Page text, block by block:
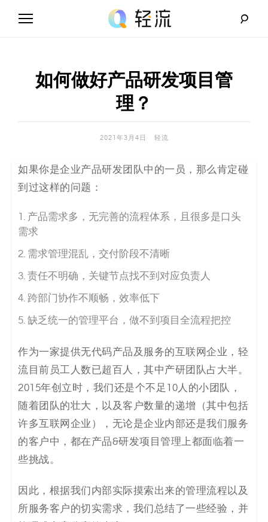
流
_
A
无
码
解
决
方
_
低
代
码
_
零
如何做好产品研发项目管
理？
2021年3月4日 轻流
如果你是企业产品研发团队中的一员，那么肯定碰
到过这样的问题：
产品需求多，无完善的流程体系，且 很多是 口头
需求
需求管理混乱，交付阶段不清晰
责任不明确，关键节点找不到对应负责人
跨部门协作不顺畅，效率低下
缺乏统一的管理平台，做不到项目全流程把控
作为一家提供无代码产品及服务的互联网企业，轻
流目前员工人数已超百人，其中产研团队占大半。
2015年创立时，我们还是个不足10人的小团队，
随着团队的壮大，以及客户数量的递增（其中包括
许多互联网企业），无论是企业内部还是我们服务
的客户中，都在产品&研发项目管理上都面临着一
些挑战。
因此，根据我们内部实际摸索出来的管理流程以及
所服务客户的切实需求，我们总结了一些经验，并